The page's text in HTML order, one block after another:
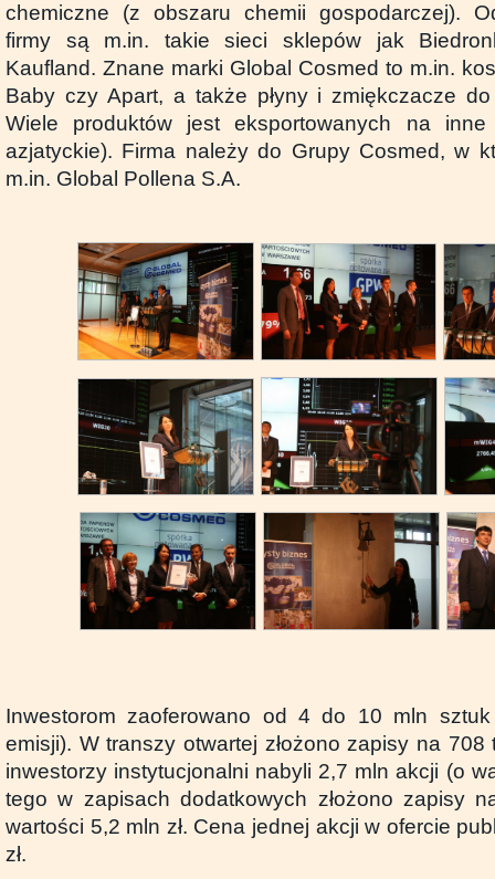
chemiczne (z obszaru chemii gospodarczej).
firmy są m.in. takie sieci sklepów jak
Kaufland. Znane marki Global Cosmed to m.in.
Baby czy Apart, a także płyny i zmiękczacze
Wiele produktów jest eksportowanych na
azjatyckie). Firma należy do Grupy Cosmed, w
m.in. Global Pollena S.A.
Inwestorom zaoferowano od 4 do 10 mln
emisji). W transzy otwartej złożono zapisy na 708
inwestorzy instytucjonalni nabyli 2,7 mln akcji (o
tego w zapisach dodatkowych złożono zapisy
wartości 5,2 mln zł. Cena jednej akcji w ofercie
zł.